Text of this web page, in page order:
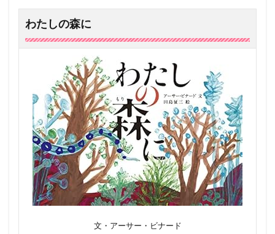
わたしの森に
文・アーサー・ビナード